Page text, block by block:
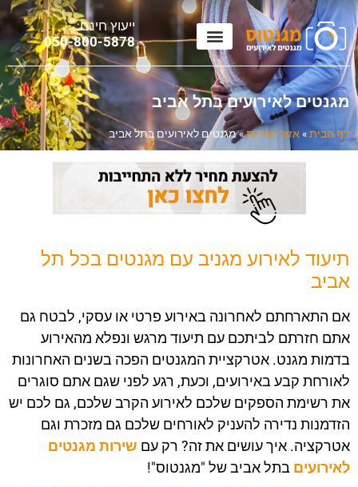
ייעוץ חינם:
050-800-5878
מגנטים לאירועים בתל אביב
דף הבית»אזורי שירות»מגנטים לאירועים בתל אביב
תיעוד לאירוע מגניב עם מגנטים בכל תל
אביב
אם התארחתם לאחרונה באירוע פרטי או עסקי, לבטח גם
אתם חזרתם לביתכם עם תיעוד מרגש ונפלא מהאירוע
בדמות מגנט. אטרקציית המגנטים הפכה בשנים האחרונות
לאורחת קבע באירועים, וכעת, רגע לפני שגם אתם סוגרים
את רשימת הספקים שלכם לאירוע הקרב שלכם, גם לכם יש
הזדמנות נדירה להעניק לאורחים שלכם גם מזכרת וגם
אטרקציה. איך עושים את זה? רק עם שירות מגנטים
לאירועיםבתל אביבשל"מגנטוס"!